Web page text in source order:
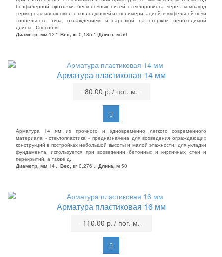
безфилерной протяжки бесконечных нитей стеклоровинга через компаунд
термореактивных смол с последующей их полимеризацией в муфельной печи
тоннельного типа, охлаждением и нарезкой на стержни необходимой
длины. Способ м..
Диаметр, мм 12 :: Вес, кг 0,185 :: Длина, м 50
Арматура пластиковая 14 мм
80.00 р. / пог. м.
Арматура 14 мм из прочного и одновременно легкого современного
материала - стеклопластика - предназначена для возведения ограждающих
конструкций в постройках небольшой высоты и малой этажности, для укладки
фундамента, используется при возведении бетонных и кирпичных стен и
перекрытий, а также д..
Диаметр, мм 14 :: Вес, кг 0,276 :: Длина, м 50
Арматура пластиковая 16 мм
110.00 р. / пог. м.